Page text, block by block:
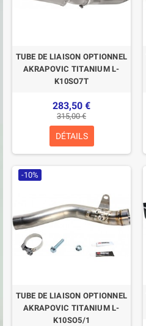
TUBE DE LIAISON OPTIONNEL
AKRAPOVIC TITANIUM L-
K10SO7T
283,50 €
315,00 €
DÉTAILS
-10%
TUBE DE LIAISON OPTIONNEL
AKRAPOVIC TITANIUM L-
K10SO5/1